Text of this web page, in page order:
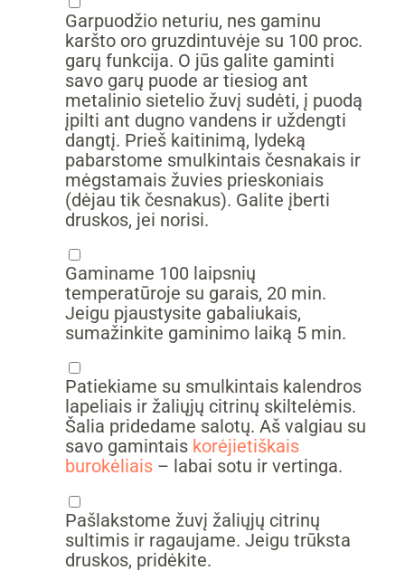
Garpuodžio neturiu, nes gaminu
karšto oro gruzdintuvėje su 100 proc.
garų funkcija. O jūs galite gaminti
savo garų puode ar tiesiog ant
metalinio sietelio žuvį sudėti, į puodą
įpilti ant dugno vandens ir uždengti
dangtį. Prieš kaitinimą, lydeką
pabarstome smulkintais česnakais ir
mėgstamais žuvies prieskoniais
(dėjau tik česnakus). Galite įberti
druskos, jei norisi.
Gaminame 100 laipsnių
temperatūroje su garais, 20 min.
Jeigu pjaustysite gabaliukais,
sumažinkite gaminimo laiką 5 min.
Patiekiame su smulkintais kalendros
lapeliais ir žaliųjų citrinų skiltelėmis.
Šalia pridedame salotų. Aš valgiau su
savo gamintais korėjietiškais
burokėliais – labai sotu ir vertinga.
Pašlakstome žuvį žaliųjų citrinų
sultimis ir ragaujame. Jeigu trūksta
druskos, pridėkite.